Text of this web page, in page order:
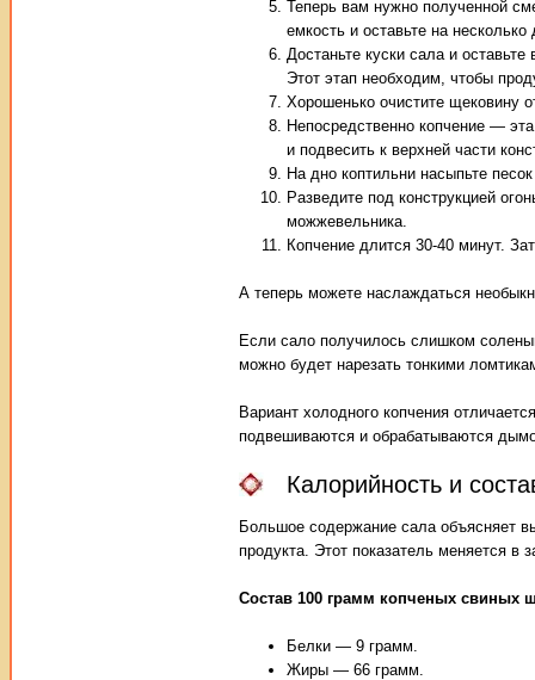
Теперь вам нужно полученной
емкость и оставьте на
Достаньте куски сала и
Этот этап необходим, чтобы
Хорошенько очистите щековину
Непосредственно копчение —
и подвесить к верхней части
На дно коптильни насыпьте
Разведите под конструкцией
можжевельника.
Копчение длится 30-40 минут.
А теперь можете наслаждаться
Если сало получилось слишком
можно будет нарезать тонкими
Вариант холодного копчения
подвешиваются и обрабатываются
Калорийность и
Большое содержание сала объясняет
продукта. Этот показатель меняется в
Состав 100 грамм копченых свиных
Белки — 9 грамм.
Жиры — 66 грамм.